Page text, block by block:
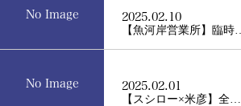
No Image 2025.02.10
【魚河岸営業所】臨時…
No Image 2025.02.01
【スシロー×米彦】全…